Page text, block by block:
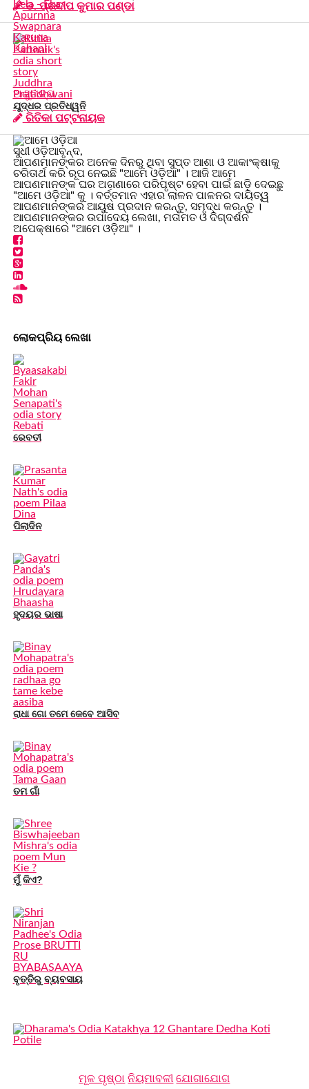
ଡ. ପ୍ରଦୀପ କୁମାର ପଣ୍ଡା
ଅଣୁଗଳ୍ପ
ଯୁଦ୍ଧର ପ୍ରତିଧ୍ୱନି
ରିତିକା ପଟ୍ଟନାୟକ
ସୁଧୀ ଓଡ଼ିଆବୃନ୍ଦ,
ଆପଣମାନଙ୍କର ଅନେକ ଦିନରୁ ଥିବା ସୁପ୍ତ ଆଶା ଓ ଆକାଂକ୍ଷାକୁ
ଚରିତାର୍ଥ କରି ରୂପ ନେଇଛି "ଆମେ ଓଡ଼ିଆ" । ଆଜି ଆମେ
ଆପଣମାନଙ୍କ ଘର ଅଗଣାରେ ପରିପୃଷ୍ଟ ହେବା ପାଇଁ ଛାଡ଼ି ଦେଇଛୁ
"ଆମେ ଓଡ଼ିଆ" କୁ । ବର୍ତ୍ତମାନ ଏହାର ଲାଳନ ପାଳନର ଦାୟିତ୍ୱ
ଆପଣମାନଙ୍କର ଆୟୁଷ ପ୍ରଦାନ କରନ୍ତୁ, ସମୃଦ୍ଧ କରନ୍ତୁ ।
ଆପଣମାନଙ୍କର ଉପାଦେୟ ଲେଖା, ମତାମତ ଓ ଦିଗ୍ଦର୍ଶନ
ଅପେକ୍ଷାରେ "ଆମେ ଓଡ଼ିଆ" ।
ଲୋକପ୍ରିୟ ଲେଖା
ରେବତୀ
ପିଲାଦିନ
ହୃଦୟର ଭାଷା
ରାଧା ଗୋ ତମେ କେବେ ଆସିବ
ତମ ଗାଁ
ମୁଁ କିଏ?
ବୃତ୍ତିରୁ ବ୍ୟବସାୟ
ମୂଳ ପୃଷ୍ଠା ନିୟମାବଳୀ ଯୋଗାଯୋଗ